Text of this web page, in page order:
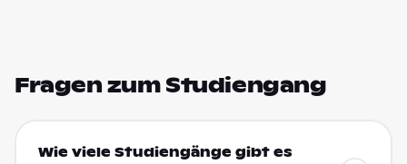
Fragen zum Studiengang
Wie viele Studiengänge gibt es